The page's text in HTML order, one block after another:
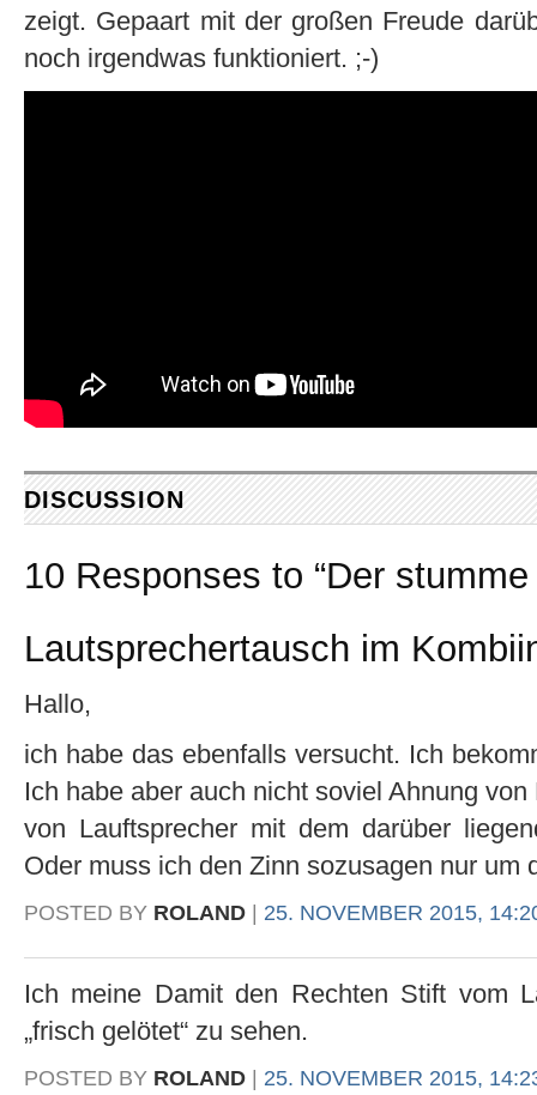
zeigt. Gepaart mit der großen Freude
noch irgendwas funktioniert. ;-)
DISCUSSION
10 Responses to “Der
Lautsprechertausch im
Hallo,
ich habe das ebenfalls versucht. Ich
Ich habe aber auch nicht soviel Ahnung
von Lauftsprecher mit dem darüber
Oder muss ich den Zinn sozusagen nur um
POSTED BY ROLAND 25. NOVEMBER 2015,
Ich meine Damit den Rechten Stift vom
„frisch gelötet“ zu sehen.
POSTED BY ROLAND 25. NOVEMBER 2015,